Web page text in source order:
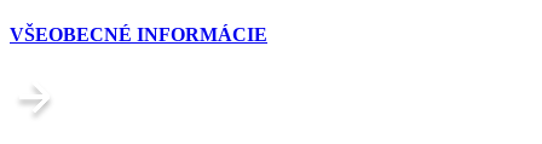
VŠEOBECNÉ INFORMÁCIE